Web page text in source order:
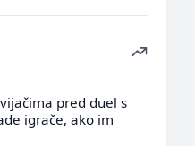
pred duel s
igrače, ako im